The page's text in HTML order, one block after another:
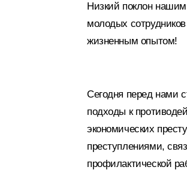
Низкий поклон
молодых
жизненным опытом!
Сегодня перед нами
подходы к
экономических
преступлениями,
профилактической